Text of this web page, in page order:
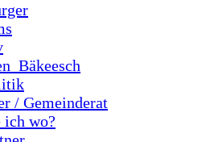
/ Gemeinderat
ich wo?